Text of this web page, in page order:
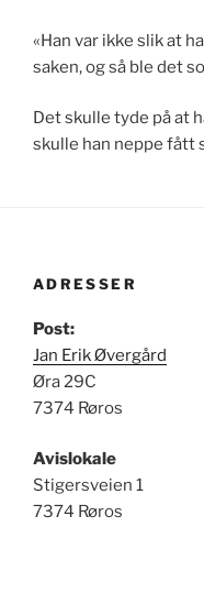
«Han var ikke slik at
saken, og så ble det
Det skulle tyde på at
skulle han neppe fått
ADRESSER
Post:
Jan Erik Øvergård
Øra 29C
7374 Røros
Avislokale
Stigersveien 1
7374 Røros